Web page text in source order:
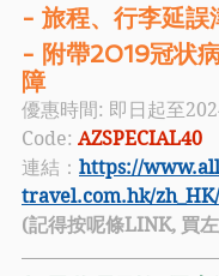
- 旅程、行李延誤
- 附帶2019冠状
障
優惠時間: 即日起至
Code: AZSPECIAL40
連結： https://
travel.com.hk/
(記得按呢條LINK, 買